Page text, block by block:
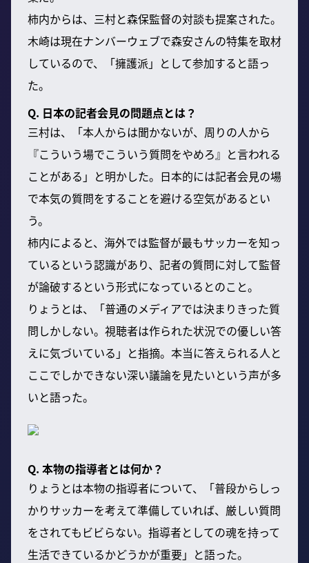
柿内からは、三村と森保監督の対談も提案された。
木崎は現在ナンバーウェブで森安さんの特集を取材
しているので、「擁護派」として参加すると語っ
た。
Q. 日本の記者会見の問題点とは？
三村は、「本人からは聞かないが、周りの人から
『こういう場でこういう質問をやめろ』と言われる
ことがある」と明かした。日本的には記者会見の場
で本気の質問をすることを避ける空気があるとい
う。
柿内によると、海外では監督が最もサッカーを知っ
ているという認識があり、記者の質問に対して監督
が論破するという形式になっているとのこと。
りょうとは、「普通のメディアでは決まりきった質
問しかしない。視聴者は作られた状況での優しい答
えに気づいている」と指摘。本当に答えられる人と
ここでしかできない深い議論を見たいという声が多
いと語った。
Q. 本物の指導者とは何か？
りょうとは本物の指導者について、「普段からしっ
かりサッカーを考えて準備していれば、厳しい質問
をされてもビビらない。指導者としての魂を持って
生活できているかどうかが重要」と語った。